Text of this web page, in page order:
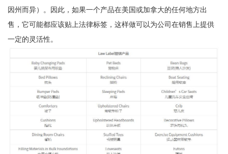
因州而异）。因此，如果一个产品在美国或加拿大的任何地方出
售，它可能都应该贴上法律标签，这样做可以为公司在销售上提供
一定的灵活性。